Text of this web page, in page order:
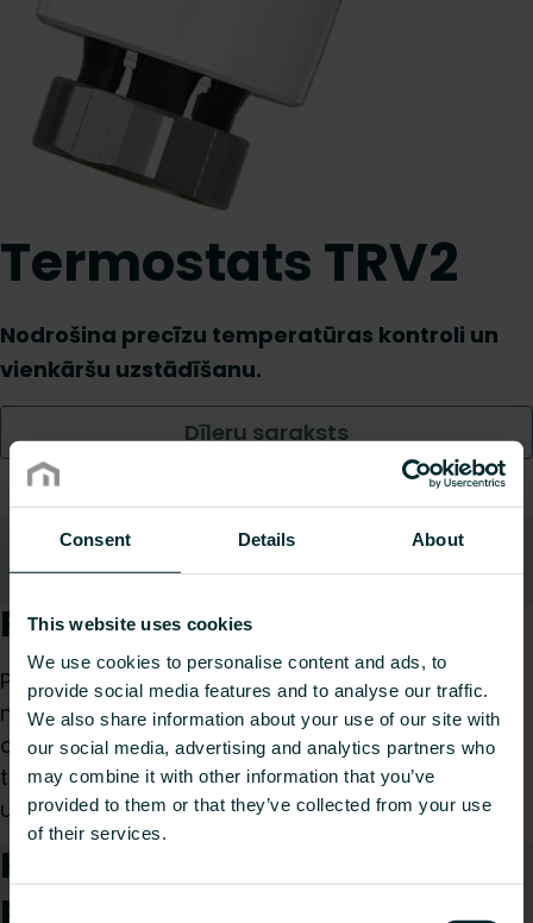
Consent Details About
This website uses cookies
We use cookies to personalise content and ads, to
provide social media features and to analyse our traffic.
We also share information about your use of our site with
our social media, advertising and analytics partners who
may combine it with other information that you’ve
provided to them or that they’ve collected from your use
of their services.
Consent
Termostats TRV2
Nodrošina precīzu temperatūras kontroli un
vienkāršu uzstādīšanu.
Dīleru saraksts
Produkta apraksts
Purmo TRV2 ir termostatiskā radiatora galva
modernām centrālās apkures sistēmām. Tā
aprīkota ar integrētu šķidruma sensoru precīzai
temperatūras regulēšanai, nodrošinot vienkāršu
uzstādīšanu un minimālas apkopes prasības.
Kā mēs varam Jums
palīdzēt?